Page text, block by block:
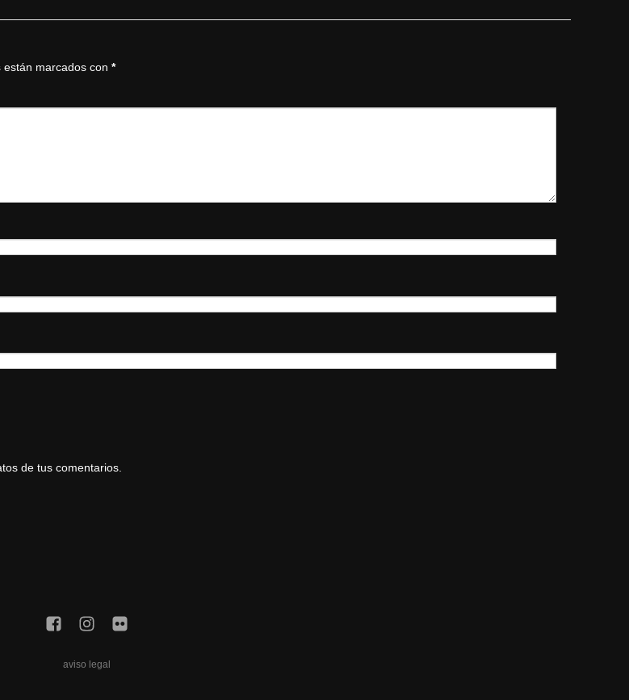
marcados con *
de tus comentarios.
aviso legal